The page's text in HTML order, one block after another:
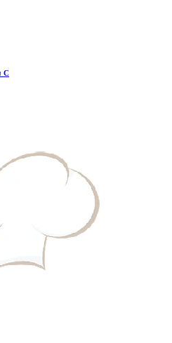
תפוזים: זנים, יתרונות, חסרונות והקשר לויטמין C